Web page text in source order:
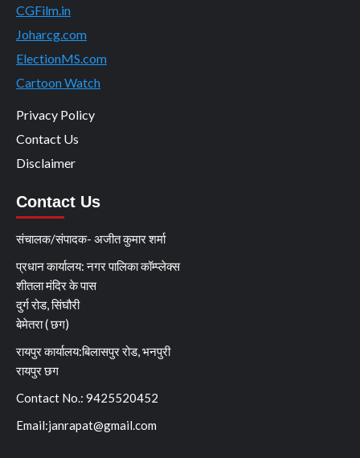
CGFilm.in
Joharcg.com
ElectionMS.com
Cartoon Watch
Privacy Policy
Contact Us
Disclaimer
Contact Us
संचालक/संपादक- अजीत कुमार शर्मा
प्रधान कार्यालय: नगर पालिका कॉम्प्लेक्स
शीतला मंदिर के पास
दुर्ग रोड, सिंघौरी
बेमेतरा ( छग)
रायपुर कार्यालय:बिलासपुर रोड, भनपुरी
रायपुर छग
Contact No.: 9425520452
Email:janrapat@gmail.com